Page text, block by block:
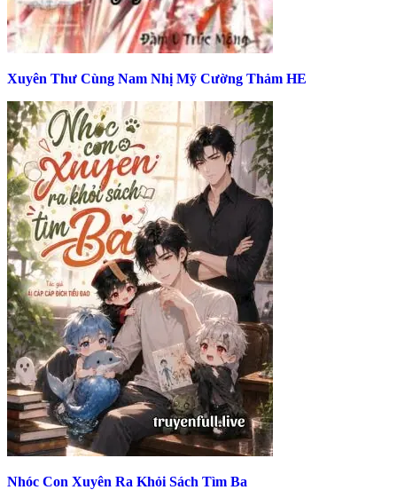
Xuyên Thư Cùng Nam Nhị Mỹ Cường Thảm HE
Nhóc Con Xuyên Ra Khỏi Sách Tìm Ba